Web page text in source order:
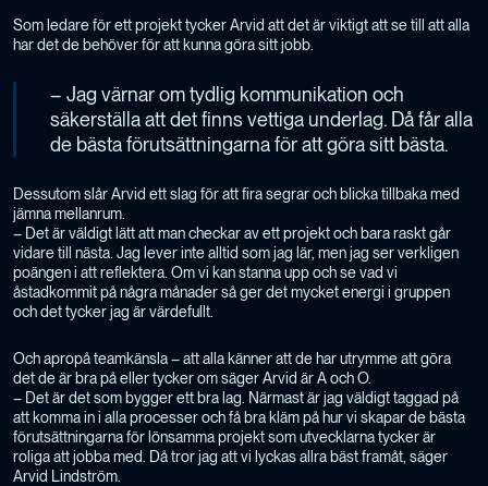
Som ledare för ett projekt tycker Arvid att det är viktigt att se till att alla
har det de behöver för att kunna göra sitt jobb.
– Jag värnar om tydlig kommunikation och
säkerställa att det finns vettiga underlag. Då får alla
de bästa förutsättningarna för att göra sitt bästa.
Dessutom slår Arvid ett slag för att fira segrar och blicka tillbaka med
jämna mellanrum.
– Det är väldigt lätt att man checkar av ett projekt och bara raskt går
vidare till nästa. Jag lever inte alltid som jag lär, men jag ser verkligen
poängen i att reflektera. Om vi kan stanna upp och se vad vi
åstadkommit på några månader så ger det mycket energi i gruppen
och det tycker jag är värdefullt.
Och apropå teamkänsla – att alla känner att de har utrymme att göra
det de är bra på eller tycker om säger Arvid är A och O.
– Det är det som bygger ett bra lag. Närmast är jag väldigt taggad på
att komma in i alla processer och få bra kläm på hur vi skapar de bästa
förutsättningarna för lönsamma projekt som utvecklarna tycker är
roliga att jobba med. Då tror jag att vi lyckas allra bäst framåt, säger
Arvid Lindström.